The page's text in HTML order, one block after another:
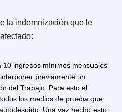
de asistencia al
destacan los